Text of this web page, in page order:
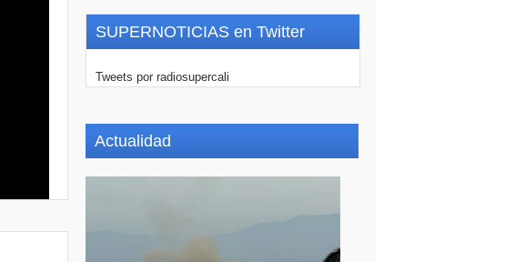
SUPERNOTICIAS en Twitter
Tweets por radiosupercali
Actualidad